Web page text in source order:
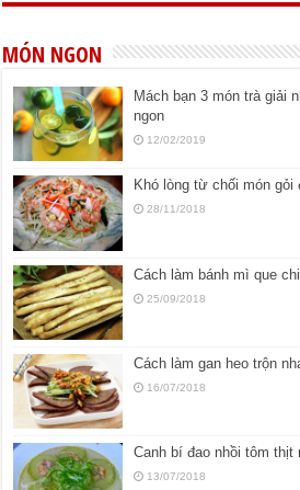
MÓN NGON
Mách bạn 3 món trà giải
ngon
12/02/2019
Khó lòng từ chối món gỏi
28/11/2018
Cách làm bánh mì que
25/09/2018
Cách làm gan heo trộn
16/07/2018
Canh bí đao nhồi tôm
13/07/2018